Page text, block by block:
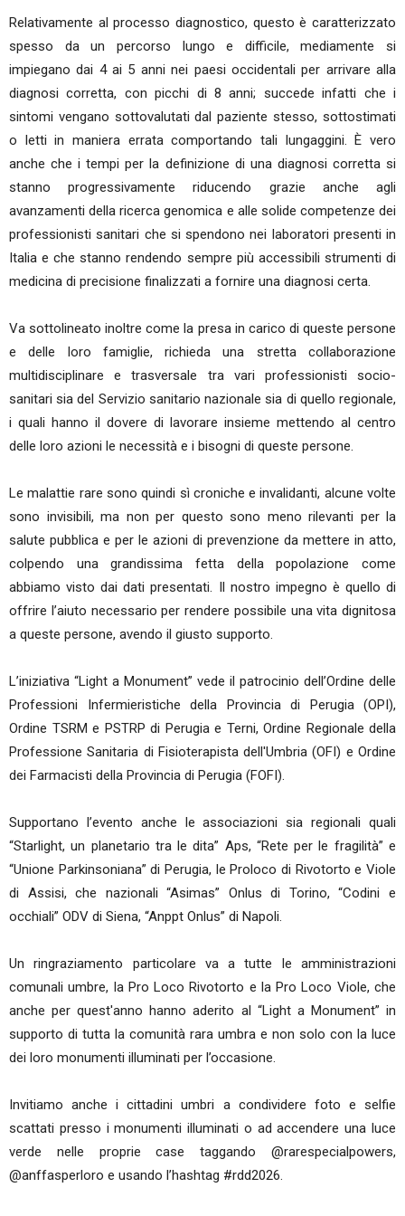
Relativamente al processo diagnostico, questo è caratterizzato
spesso da un percorso lungo e difficile, mediamente si
impiegano dai 4 ai 5 anni nei paesi occidentali per arrivare alla
diagnosi corretta, con picchi di 8 anni; succede infatti che i
sintomi vengano sottovalutati dal paziente stesso, sottostimati
o letti in maniera errata comportando tali lungaggini. È vero
anche che i tempi per la definizione di una diagnosi corretta si
stanno progressivamente riducendo grazie anche agli
avanzamenti della ricerca genomica e alle solide competenze dei
professionisti sanitari che si spendono nei laboratori presenti in
Italia e che stanno rendendo sempre più accessibili strumenti di
medicina di precisione finalizzati a fornire una diagnosi certa.
Va sottolineato inoltre come la presa in carico di queste persone
e delle loro famiglie, richieda una stretta collaborazione
multidisciplinare e trasversale tra vari professionisti socio-
sanitari sia del Servizio sanitario nazionale sia di quello regionale,
i quali hanno il dovere di lavorare insieme mettendo al centro
delle loro azioni le necessità e i bisogni di queste persone.
Le malattie rare sono quindi sì croniche e invalidanti, alcune volte
sono invisibili, ma non per questo sono meno rilevanti per la
salute pubblica e per le azioni di prevenzione da mettere in atto,
colpendo una grandissima fetta della popolazione come
abbiamo visto dai dati presentati. Il nostro impegno è quello di
offrire l’aiuto necessario per rendere possibile una vita dignitosa
a queste persone, avendo il giusto supporto.
L’iniziativa “Light a Monument” vede il patrocinio dell’Ordine delle
Professioni Infermieristiche della Provincia di Perugia (OPI),
Ordine TSRM e PSTRP di Perugia e Terni, Ordine Regionale della
Professione Sanitaria di Fisioterapista dell'Umbria (OFI) e Ordine
dei Farmacisti della Provincia di Perugia (FOFI).
Supportano l’evento anche le associazioni sia regionali quali
“Starlight, un planetario tra le dita” Aps, “Rete per le fragilità” e
“Unione Parkinsoniana” di Perugia, le Proloco di Rivotorto e Viole
di Assisi, che nazionali “Asimas” Onlus di Torino, “Codini e
occhiali” ODV di Siena, “Anppt Onlus” di Napoli.
Un ringraziamento particolare va a tutte le amministrazioni
comunali umbre, la Pro Loco Rivotorto e la Pro Loco Viole, che
anche per quest'anno hanno aderito al “Light a Monument” in
supporto di tutta la comunità rara umbra e non solo con la luce
dei loro monumenti illuminati per l’occasione.
Invitiamo anche i cittadini umbri a condividere foto e selfie
scattati presso i monumenti illuminati o ad accendere una luce
verde nelle proprie case taggando @rarespecialpowers,
@anffasperloro e usando l’hashtag #rdd2026.